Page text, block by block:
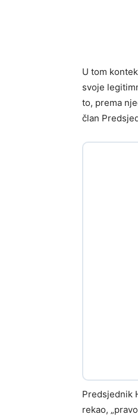
U tom
svoje
to, prema
član
Predsjednik
rekao,